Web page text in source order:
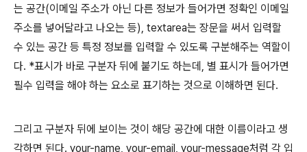
는 공간(이메일 주소가 아닌 다른 정보가 들어가면 정확인 이메일
주소를 넣어달라고 나오는 등), textarea는 장문을 써서 입력할
수 있는 공간 등 특정 정보를 입력할 수 있도록 구분해주는 역할이
다. *표시가 바로 구분자 뒤에 붙기도 하는데, 별 표시가 들어가면
필수 입력을 해야 하는 요소로 표기하는 것으로 이해하면 된다.
그리고 구분자 뒤에 보이는 것이 해당 공간에 대한 이름이라고 생
각하면 된다. your-name, your-email, your-message처럼 각 입